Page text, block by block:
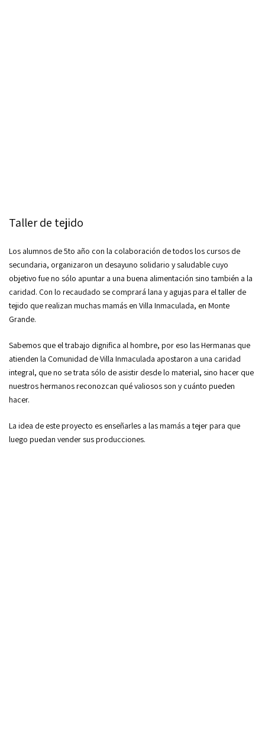
Taller de tejido
Los alumnos de 5to año con la colaboración de todos los cursos de
secundaria, organizaron un desayuno solidario y saludable cuyo
objetivo fue no sólo apuntar a una buena alimentación sino también a la
caridad. Con lo recaudado se comprará lana y agujas para el taller de
tejido que realizan muchas mamás en Villa Inmaculada, en Monte
Grande.
Sabemos que el trabajo dignifica al hombre, por eso las Hermanas que
atienden la Comunidad de Villa Inmaculada apostaron a una caridad
integral, que no se trata sólo de asistir desde lo material, sino hacer que
nuestros hermanos reconozcan qué valiosos son y cuánto pueden
hacer.
La idea de este proyecto es enseñarles a las mamás a tejer para que
luego puedan vender sus producciones.